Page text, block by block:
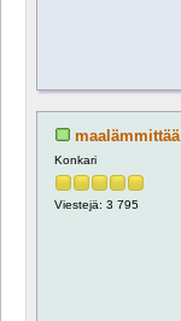
maalämmittää
Konkari
Viestejä: 3 795